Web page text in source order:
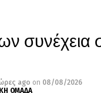
συνέχεια
ago on 08/08/2026
ΟΜΑΔΑ